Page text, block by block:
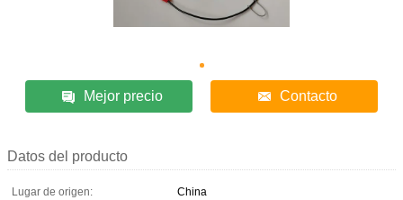
Mejor precio Contacto
Datos del producto
Lugar de origen:
China